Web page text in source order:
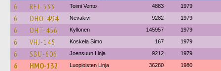
6 REJ-533 Toimi Vento 4883 1979
6 OHO-494 Nevakivi 9282 1979
6 OHT-456 Kyllonen 145957 1979
6 VHJ-145 Koskela Simo 167 1979
6 SBU-606 Joensuun Linja 9212 1979
6 HMO-132 Luopioisten Linja 36280 1980